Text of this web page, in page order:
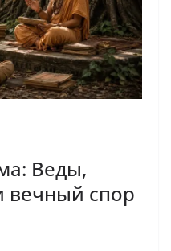
Веды,
вечный спор